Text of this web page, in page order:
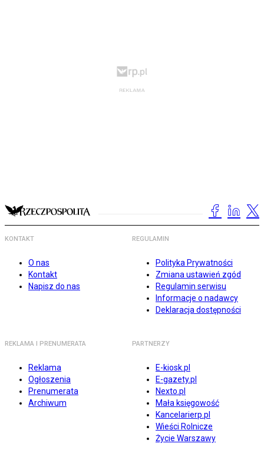
KONTAKT
O nas
Kontakt
Napisz do nas
REGULAMIN
Polityka Prywatności
Zmiana ustawień zgód
Regulamin serwisu
Informacje o nadawcy
Deklaracja dostępności
REKLAMA I PRENUMERATA
Reklama
Ogłoszenia
Prenumerata
Archiwum
PARTNERZY
E-kiosk.pl
E-gazety.pl
Nexto.pl
Mała księgowość
Kancelarierp.pl
Wieści Rolnicze
Życie Warszawy